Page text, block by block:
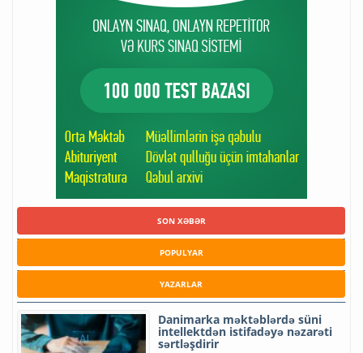
SON XƏBƏR
POPULYAR
YAZARLAR
Danimarka məktəblərdə süni
intellektdən istifadəyə nəzarəti
sərtləşdirir